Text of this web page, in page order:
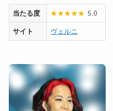
当たる度 ★★★★★ 5.0
サイト ヴェルニ